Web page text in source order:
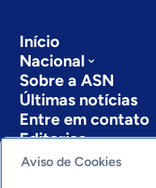
Início
Nacional
Sobre a ASN
Últimas notícias
Entre em contato
Editorias
Economia & Política
Aviso de Cookies